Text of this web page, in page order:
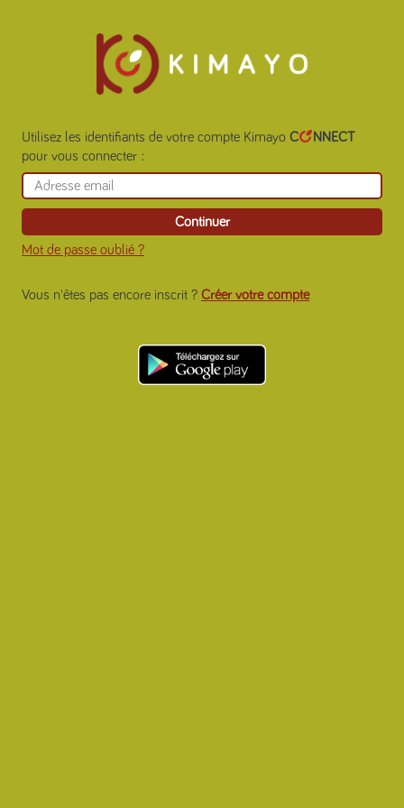
Utilisez les identifiants de votre compte Kimayo C
NNECT
pour vous connecter :
Continuer
Mot de passe oublié ?
Vous n'êtes pas encore inscrit ? Créer votre compte